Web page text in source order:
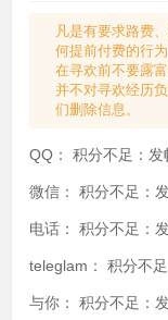
凡是有要求路费
何提前付费的行
在寻欢前不要露
并不对寻欢经历
们删除信息。
QQ： 积分不足：发
微信： 积分不足：
电话： 积分不足：
teleglam： 积分不
与你： 积分不足：